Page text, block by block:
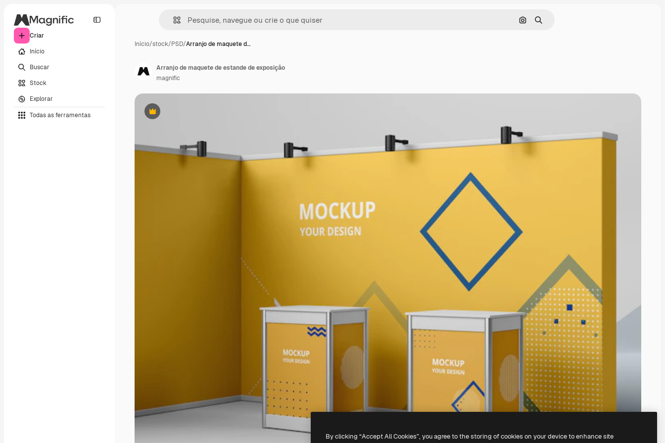
Criar
Início
Buscar
Stock
Explorar
Todas as ferramentas
Pesquisar por imagem
Buscar
Início/stock/PSD/Arranjo de maquete d…
Premium
Arranjo de maquete de estande de exposição
magnific
By clicking “Accept All Cookies”, you agree to the storing of cookies on your device to enhance site